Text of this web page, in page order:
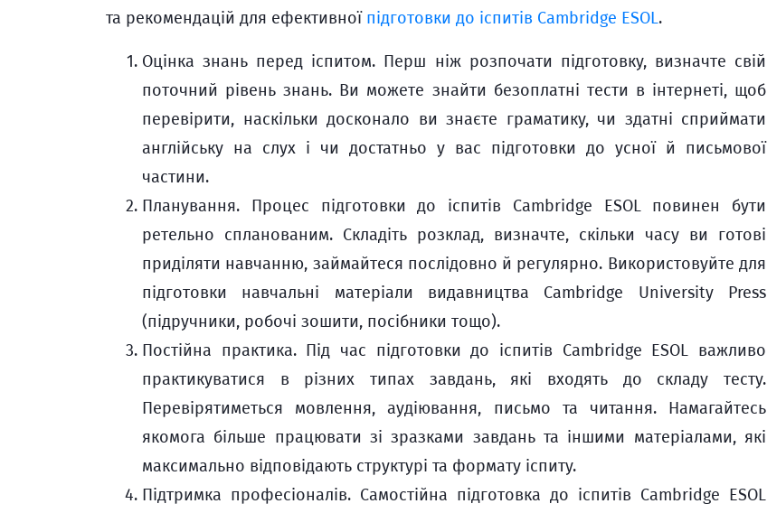
та рекомендацій для ефективної підготовки до іспитів Cambridge ESOL.
Оцінка знань перед іспитом. Перш ніж розпочати підготовку, визначте свій
поточний рівень знань. Ви можете знайти безоплатні тести в інтернеті, щоб
перевірити, наскільки досконало ви знаєте граматику, чи здатні сприймати
англійську на слух і чи достатньо у вас підготовки до усної й письмової
частини.
Планування. Процес підготовки до іспитів Cambridge ESOL повинен бути
ретельно спланованим. Складіть розклад, визначте, скільки часу ви готові
приділяти навчанню, займайтеся послідовно й регулярно. Використовуйте для
підготовки навчальні матеріали видавництва Cambridge University Press
(підручники, робочі зошити, посібники тощо).
Постійна практика. Під час підготовки до іспитів Cambridge ESOL важливо
практикуватися в різних типах завдань, які входять до складу тесту.
Перевірятиметься мовлення, аудіювання, письмо та читання. Намагайтесь
якомога більше працювати зі зразками завдань та іншими матеріалами, які
максимально відповідають структурі та формату іспиту.
Підтримка професіоналів. Самостійна підготовка до іспитів Cambridge ESOL